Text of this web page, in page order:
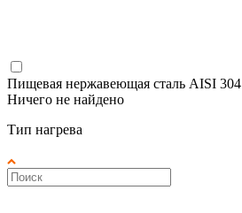
Пищевая нержавеющая сталь AISI 304
Ничего не найдено
Тип нагрева